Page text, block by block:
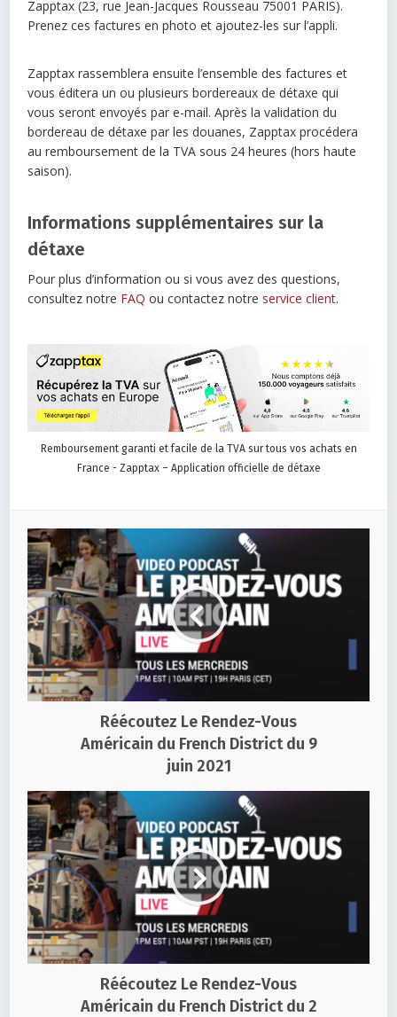
Zapptax (23, rue Jean-Jacques Rousseau 75001 PARIS).
Prenez ces factures en photo et ajoutez-les sur l’appli.
Zapptax rassemblera ensuite l’ensemble des factures et
vous éditera un ou plusieurs bordereaux de détaxe qui
vous seront envoyés par e-mail. Après la validation du
bordereau de détaxe par les douanes, Zapptax procédera
au remboursement de la TVA sous 24 heures (hors haute
saison).
Informations supplémentaires sur la
détaxe
Pour plus d’information ou si vous avez des questions,
consultez notre FAQ ou contactez notre service client.
Remboursement garanti et facile de la TVA sur tous vos achats en
France - Zapptax – Application officielle de détaxe
Réécoutez Le Rendez-Vous
Américain du French District du 9
juin 2021
Réécoutez Le Rendez-Vous
Américain du French District du 2